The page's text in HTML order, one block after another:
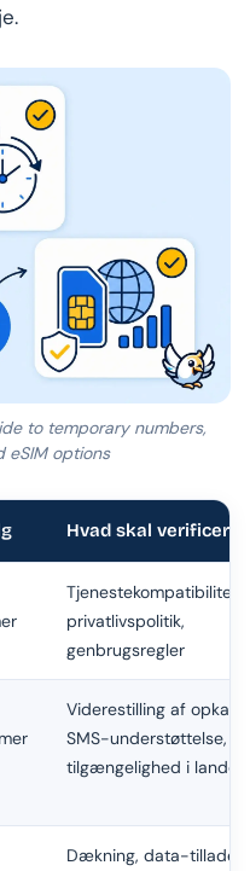
to temporary numbers,
eSIM options
Hvad skal verificeres
Tjenestekompatibilitet,
privatlivspolitik,
genbrugsregler
Viderestilling af opkald,
SMS-understøttelse,
tilgængelighed i landet
Dækning, data-